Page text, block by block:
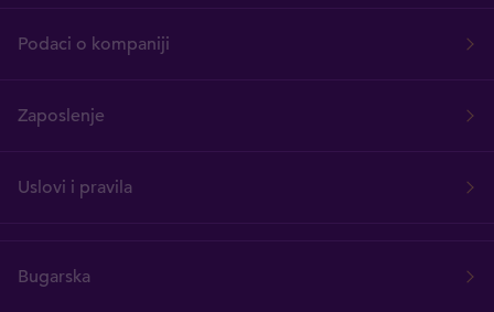
Podaci o kompaniji
Zaposlenje
Uslovi i pravila
Bugarska